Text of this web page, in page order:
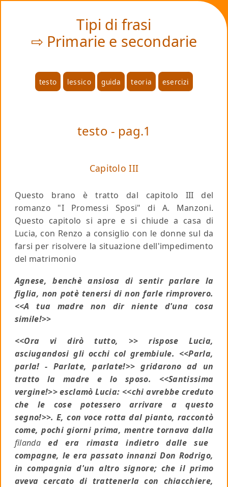
Tipi di frasi
⇨ Primarie e secondarie
testo lessico guida teoria esercizi
testo - pag.1
Capitolo III
Questo brano è tratto dal capitolo III del
romanzo "I Promessi Sposi" di A. Manzoni.
Questo capitolo si apre e si chiude a casa di
Lucia, con Renzo a consiglio con le donne sul da
farsi per risolvere la situazione dell'impedimento
del matrimonio
Agnese, benchè ansiosa di sentir parlare la
figlia, non potè tenersi di non farle rimprovero.
<<A tua madre non dir niente d'una cosa
simile!>>
<<Ora vi dirò tutto, >> rispose Lucia,
asciugandosi gli occhi col grembiule. <<Parla,
parla! - Parlate, parlate!>> gridarono ad un
tratto la madre e lo sposo. <<Santissima
vergine!>> esclamò Lucia: <<chi avrebbe creduto
che le cose potessero arrivare a questo
segno!>>. E, con voce rotta dal pianto, raccontò
come, pochi giorni prima, mentre tornava dalla
filandaed era rimasta indietro dalle sue
compagne, le era passato innanzi Don Rodrigo,
in compagnia d'un altro signore; che il primo
aveva cercato di trattenerla con chiacchiere,